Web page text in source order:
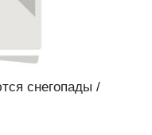
снегопады /